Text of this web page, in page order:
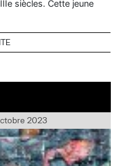
siècles. Cette jeune
2023